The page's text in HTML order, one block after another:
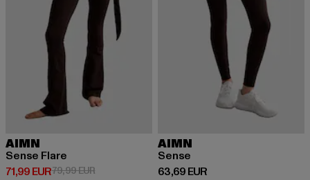
AIMN
Sense Flare
71,99 EUR
Prix courant: 71,99 EUR
79,99 EURPrix en promotion: 79,99 EUR
AIMN
Sense
63,69 EUR
Prix courant: 63,69 EUR